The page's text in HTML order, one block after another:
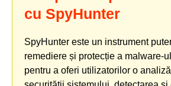
cu SpyHunter
SpyHunter este un instrument
remediere și protecție a malware-
pentru a oferi utilizatorilor o